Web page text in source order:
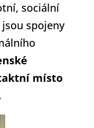
sociální
spojeny
místo